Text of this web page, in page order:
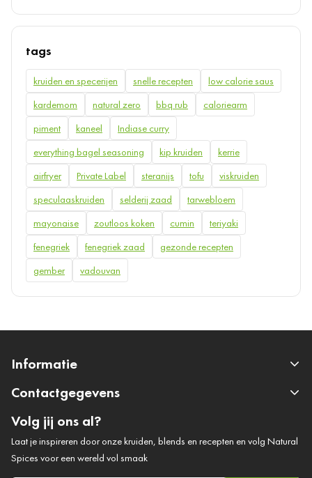
tags
kruiden en specerijen snelle recepten
low calorie saus
kardemom
natural zero bbq rub
caloriearm
piment
kaneel
Indiase curry
everything bagel seasoning
kip kruiden
kerrie
airfryer
Private Label steranijs tofu
viskruiden
speculaaskruiden
selderij zaad
tarwebloem
mayonaise
zoutloos koken cumin
teriyaki
fenegriek
fenegriek zaad
gezonde recepten
gember
vadouvan
Informatie
Contactgegevens
Volg jij ons al?
Laat je inspireren door onze kruiden, blends en recepten en volg Natural
Spices voor een wereld vol smaak